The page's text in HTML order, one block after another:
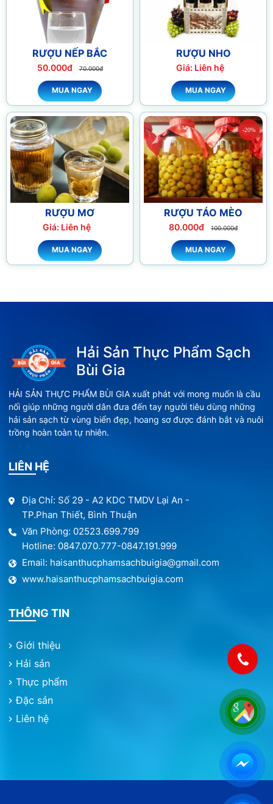
RƯỢU NẾP BẮC
50.000đ 70.000đ
MUA NGAY
RƯỢU NHO
Giá: Liên hệ
MUA NGAY
RƯỢU MƠ
Giá: Liên hệ
MUA NGAY
-20%
RƯỢU TÁO MÈO
80.000đ 100.000đ
MUA NGAY
Hải Sản Thực Phẩm Sạch
Bùi Gia
HẢI SẢN THỰC PHẨM BÙI GIA xuất phát với mong muốn là cầu
nối giúp những người dân đưa đến tay người tiêu dùng những
hải sản sạch từ vùng biển đẹp, hoang sơ được đánh bắt và nuôi
trồng hoàn toàn tự nhiên.
LIÊN HỆ
Địa Chỉ: Số 29 - A2 KDC TMDV Lại An -
TP.Phan Thiết, Bình Thuận
Văn Phòng: 02523.699.799
Hotline: 0847.070.777-0847.191.999
Email: haisanthucphamsachbuigia@gmail.com
www.haisanthucphamsachbuigia.com
THÔNG TIN
Giới thiệu
Hải sản
Thực phẩm
Đặc sản
Liên hệ